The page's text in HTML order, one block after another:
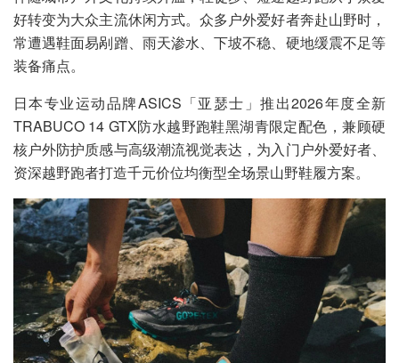
好转变为大众主流休闲方式。众多户外爱好者奔赴山野时，
常遭遇鞋面易剐蹭、雨天渗水、下坡不稳、硬地缓震不足等
装备痛点。
日本专业运动品牌ASICS「亚瑟士」推出2026年度全新
TRABUCO 14 GTX防水越野跑鞋黑湖青限定配色，兼顾硬
核户外防护质感与高级潮流视觉表达，为入门户外爱好者、
资深越野跑者打造千元价位均衡型全场景山野鞋履方案。